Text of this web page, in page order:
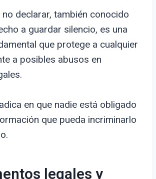
no declarar, también conocido
a guardar silencio, es una
que protege a cualquier
a posibles abusos en
en que nadie está obligado
que pueda incriminarlo
legales y